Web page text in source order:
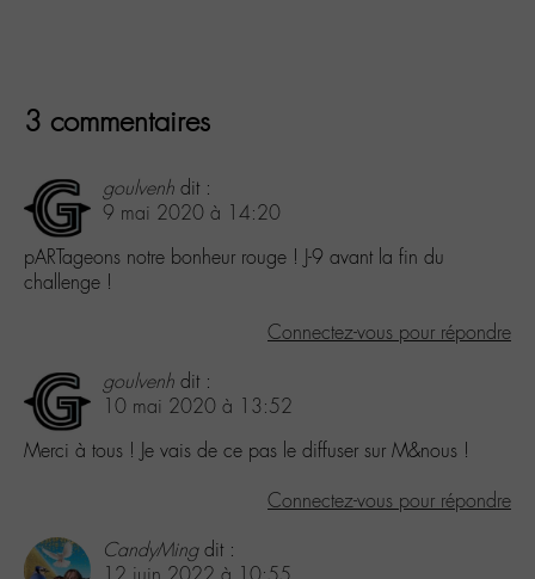
3 commentaires
goulvenh dit :
9 mai 2020 à 14:20
pARTageons notre bonheur rouge ! J-9 avant la fin du
challenge !
Connectez-vous pour répondre
goulvenh dit :
10 mai 2020 à 13:52
Merci à tous ! Je vais de ce pas le diffuser sur M&nous !
Connectez-vous pour répondre
CandyMing dit :